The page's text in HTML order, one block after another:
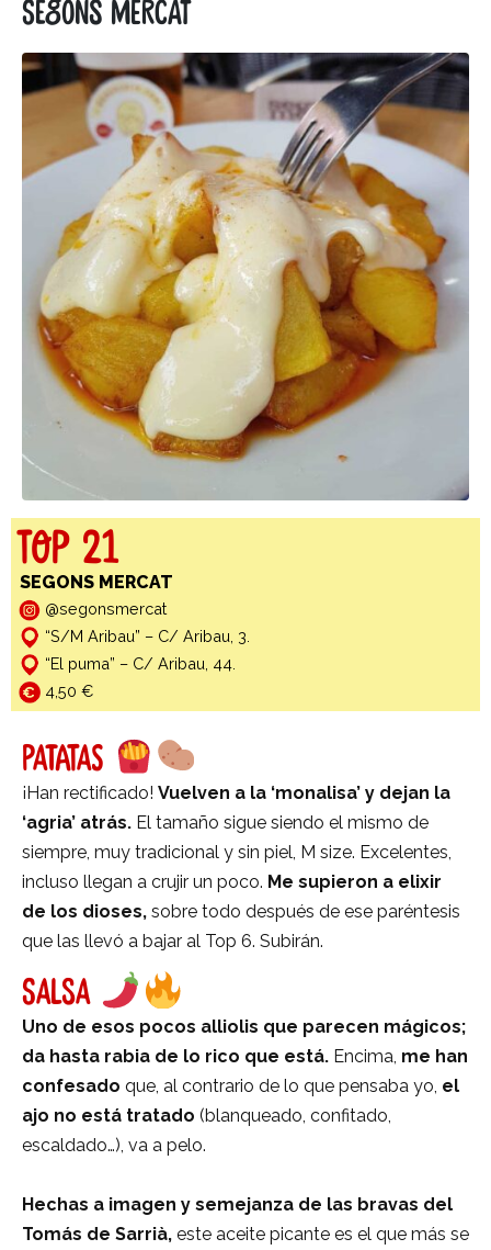
Segons mercat
TOP 21
SEGONS MERCAT
@segonsmercat
“S/M Aribau” – C/ Aribau, 3.
“El puma” – C/ Aribau, 44.
4,50 €
PATATAS
¡Han rectificado! Vuelven a la ‘monalisa’ y dejan la
‘agria’ atrás. El tamaño sigue siendo el mismo de
siempre, muy tradicional y sin piel, M size. Excelentes,
incluso llegan a crujir un poco. Me supieron a elixir
de los dioses, sobre todo después de ese paréntesis
que las llevó a bajar al Top 6. Subirán.
SALSA
Uno de esos pocos alliolis que parecen mágicos;
da hasta rabia de lo rico que está. Encima, me han
confesado que, al contrario de lo que pensaba yo, el
ajo no está tratado (blanqueado, confitado,
escaldado…), va a pelo.
Hechas a imagen y semejanza de las bravas del
Tomás de Sarrià, este aceite picante es el que más se